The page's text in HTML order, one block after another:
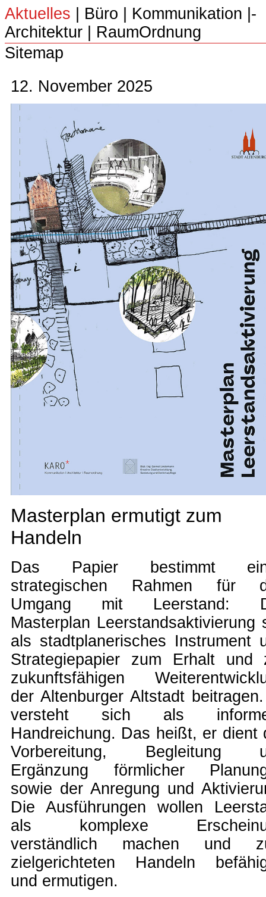
Aktuelles Büro Kommunikation |­
Architektur
RaumOrdnung
Sitemap
12. November 2025
Masterplan ermutigt zum
Handeln
Das Papier bestimmt
strategischen Rahmen für
Umgang mit Leerstand:
Masterplan Leerstandsaktivierung
als stadtplanerisches Instrument
Strategiepapier zum Erhalt und
zukunftsfähigen
der Altenburger Altstadt
versteht sich als
Handreichung. Das heißt, er dient
Vorbereitung, Begleitung
Ergänzung förmlicher
sowie der Anregung und
Die Ausführungen wollen
als komplexe
verständlich machen und
zielgerichteten Handeln
und ermutigen.